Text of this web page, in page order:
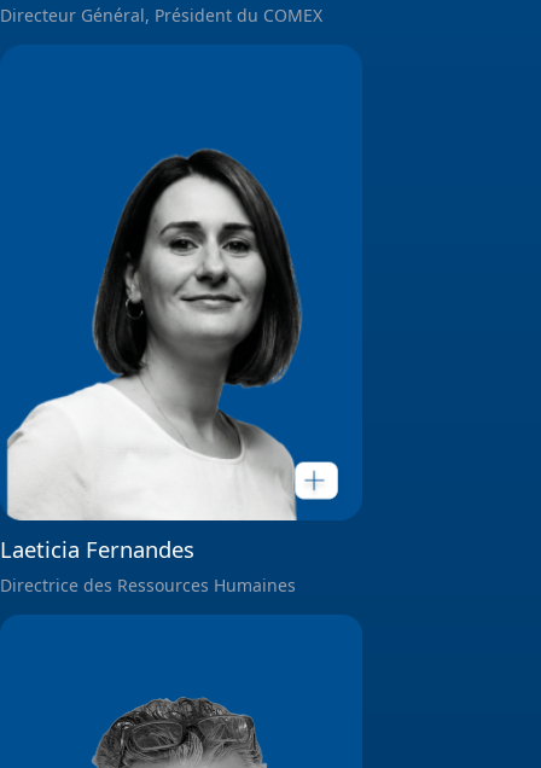
Directeur Général, Président du COMEX
Laeticia Fernandes
Directrice des Ressources Humaines